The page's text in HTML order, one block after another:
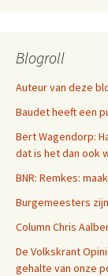
Blogroll
Auteur van deze
Baudet heeft een
Bert Wagendorp:
dat is het dan ook
BNR: Remkes:
Burgemeesters
Column Chris
De Volkskrant
gehalte van onze